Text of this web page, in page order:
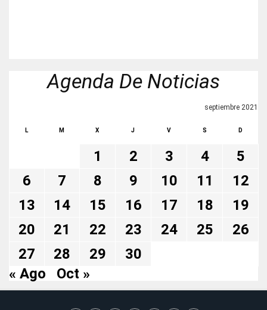
Agenda De Noticias
septiembre 2021
L M X J V S D
1 2 3 4
5
6
7 8 9 10 11
12
13
14 15 16 17 18
19
20
21 22 23 24 25
26
27
28 29
30
« Ago
Oct »